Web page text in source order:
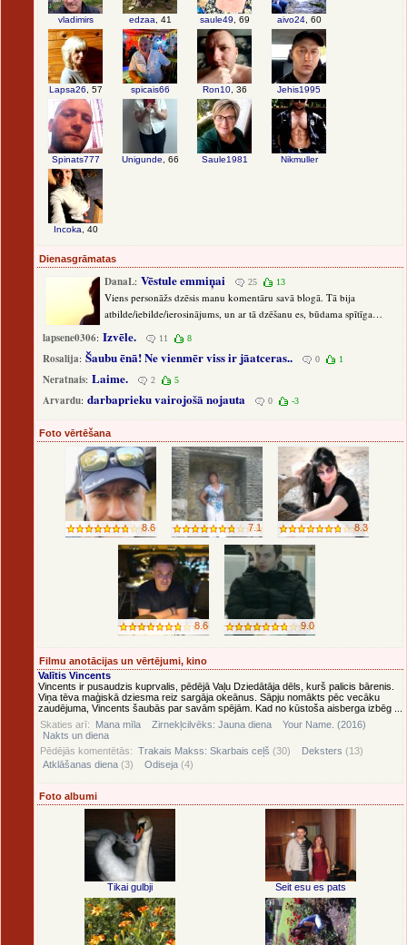
vladimirs edzaa , 41 saule49 , 69 aivo24, 60
Lapsa26 , 57 spicais66 Ron10, 36 Jehis1995
Spinats777 Unigunde , 66 Saule1981 Nikmuller
Incoka , 40
Dienasgrāmatas
DanaL: Vēstule emmiņai 25 13
Viens personāžs dzēsis manu komentāru savā blogā. Tā bija
atbilde/iebilde/ierosinājums, un ar tā dzēšanu es, būdama spītīga
būtne, samierināties nevaru, tāpēc esmu spiesta () nodot šo ziņu caur
lapsene0306: Izvēle. 11 8
Rosalija: Šaubu ēnā! Ne vienmēr viss ir jāatceras.. 0 1
Neratnais: Laime. 2 5
Arvardu: darbaprieku vairojošā nojauta 0 -3
Foto vērtēšana
8.6 7.1 8.3
8.6 9.0
Filmu anotācijas un vērtējumi, kino
Valītis Vincents
Vincents ir pusaudzis kuprvalis, pēdējā Vaļu Dziedātāja dēls, kurš palicis bārenis.
Viņa tēva maģiskā dziesma reiz sargāja okeānus. Sāpju nomākts pēc vecāku
zaudējuma, Vincents šaubās par savām spējām. Kad no kūstoša aisberga izbēg ...
Skaties arī: Mana mīla Zirnekļcilvēks: Jauna diena
Your Name. (2016)
Nakts un diena
Pēdējās komentētās: Trakais Makss: Skarbais ceļš (30) Deksters (13)
Atklāšanas diena (3) Odiseja (4)
Foto albumi
Tikai gulbji Seit esu es pats